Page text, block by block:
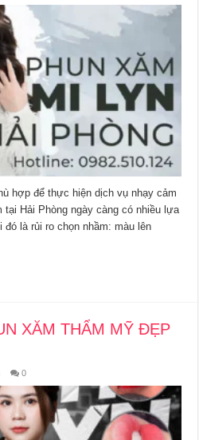
hợp để thực hiện dịch vụ nhạy cảm
tại Hải Phòng ngày càng có nhiều lựa
là rủi ro chọn nhầm: màu lên
XĂM THẨM MỸ ĐẸP
0